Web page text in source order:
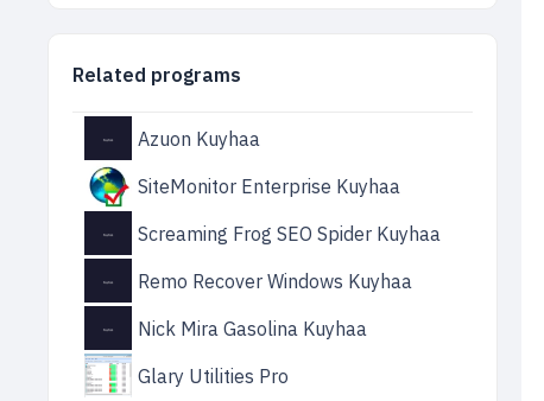
Related programs
Azuon Kuyhaa
SiteMonitor Enterprise Kuyhaa
Screaming Frog SEO Spider Kuyhaa
Remo Recover Windows Kuyhaa
Nick Mira Gasolina Kuyhaa
Glary Utilities Pro